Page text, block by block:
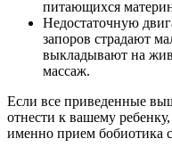
питающихся
Недостаточную
запоров страдают
выкладывают на
массаж.
Если все приведенные
отнести к вашему
именно прием бобиотика